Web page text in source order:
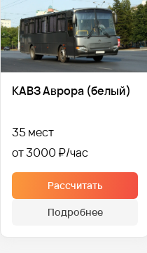
КАВЗ Аврора (белый)
35 мест
от 3000 ₽
Рассчитать
Подробнее